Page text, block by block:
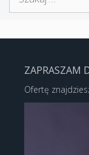
ZAPRASZAM
Ofertę